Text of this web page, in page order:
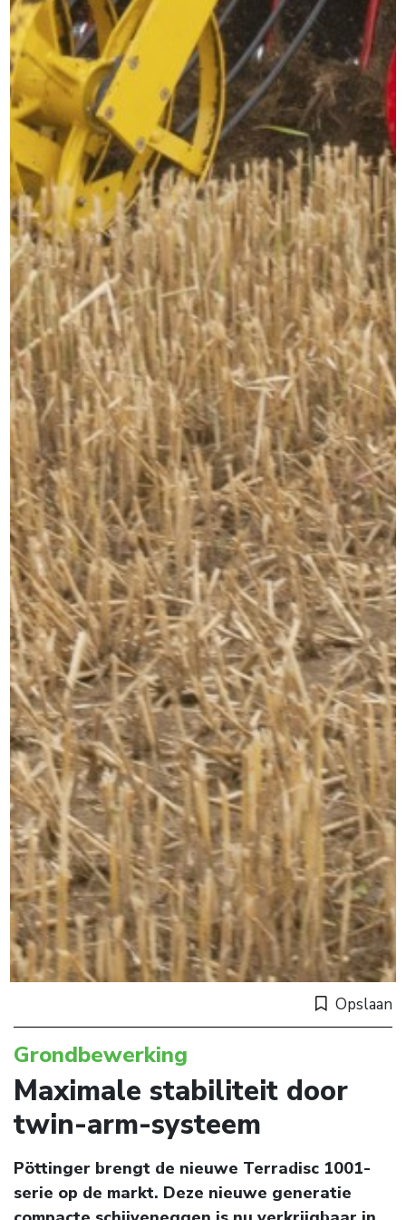
Opslaan
Grondbewerking
Maximale stabiliteit door
twin-arm-systeem
Pöttinger brengt de nieuwe Terradisc 1001-
serie op de markt. Deze nieuwe generatie